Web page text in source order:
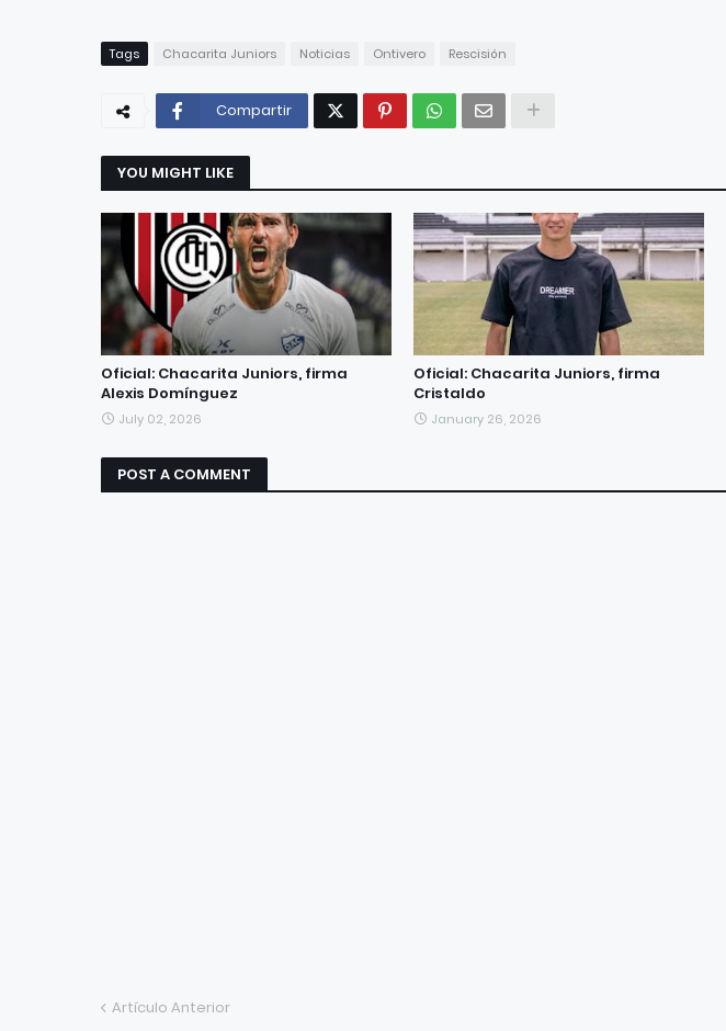
Tags Chacarita Juniors Noticias Ontivero Rescisión
Compartir
YOU MIGHT LIKE
Oficial: Chacarita Juniors, firma
Alexis Domínguez
July 02, 2026
Oficial: Chacarita Juniors, firma
Cristaldo
January 26, 2026
POST A COMMENT
Artículo Anterior